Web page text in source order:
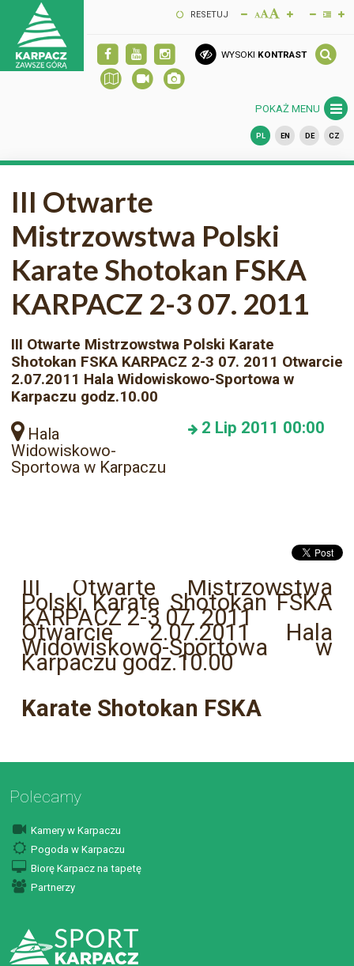
RESETUJ
WYSOKI KONTRAST
POKAŻ MENU
PL EN DE CZ
III Otwarte
Mistrzowstwa Polski
Karate Shotokan FSKA
KARPACZ 2-3 07. 2011
III Otwarte Mistrzowstwa Polski Karate
Shotokan FSKA KARPACZ 2-3 07. 2011 Otwarcie
2.07.2011 Hala Widowiskowo-Sportowa w
Karpaczu godz.10.00
Hala
Widowiskowo-
Sportowa w Karpaczu
2 Lip 2011 00:00
III Otwarte Mistrzowstwa
Polski Karate Shotokan FSKA
KARPACZ 2-3 07. 2011
Otwarcie 2.07.2011 Hala
Widowiskowo-Sportowa w
Karpaczu godz.10.00
Karate Shotokan FSKA
Polecamy
Kamery w Karpaczu
Pogoda w Karpaczu
Biorę Karpacz na tapetę
Partnerzy